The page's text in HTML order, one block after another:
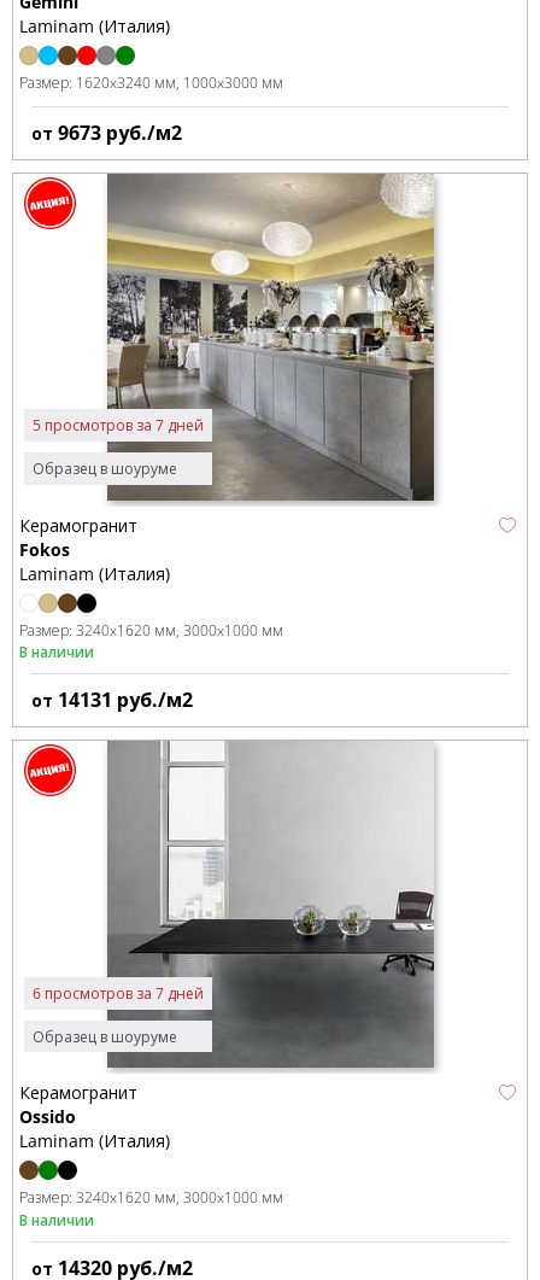
Laminam (Италия)
Размер: 1620x3240 мм 1000x3000 мм
от 9673 руб./м2
Образец в шоуруме
5 просмотров за 7 дней
Керамогранит
Fokos
Laminam (Италия)
Размер: 3240x1620 мм 3000x1000 мм
В наличии
от 14131 руб./м2
Образец в шоуруме
6 просмотров за 7 дней
Керамогранит
Ossido
Laminam (Италия)
Размер: 3240x1620 мм 3000x1000 мм
В наличии
от 14320 руб./м2